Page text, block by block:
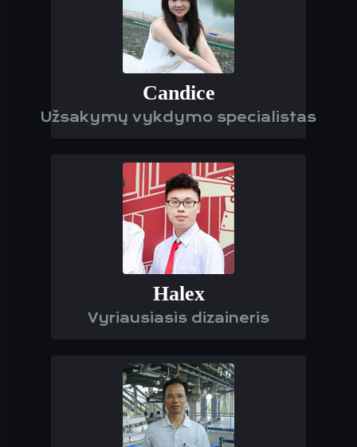
Candice
Užsakymų vykdymo specialistas
Halex
Vyriausiasis dizaineris